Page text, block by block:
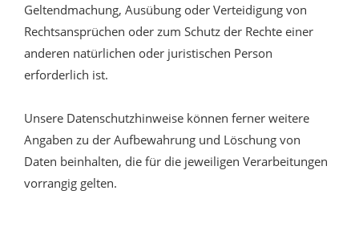
Geltendmachung, Ausübung oder Verteidigung von
Rechtsansprüchen oder zum Schutz der Rechte einer
anderen natürlichen oder juristischen Person
erforderlich ist.
Unsere Datenschutzhinweise können ferner weitere
Angaben zu der Aufbewahrung und Löschung von
Daten beinhalten, die für die jeweiligen Verarbeitungen
vorrangig gelten.